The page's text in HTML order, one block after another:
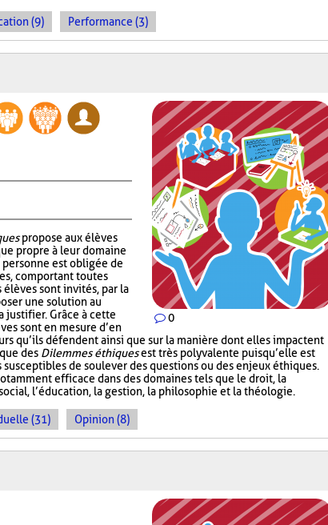
(9) Performance (3)
0
propose aux élèves
propre à leur domaine
personne est obligée de
comportant toutes
sont invités, par la
une solution au
justifier. Grâce à cette
sont en mesure d’en
qu’ils défendent ainsi que sur la manière dont elles impactent
des Dilemmes éthiquesest très polyvalente puisqu’elle est
de soulever des questions ou des enjeux éthiques.
efficace dans des domaines tels que le droit, la
l’éducation, la gestion, la philosophie et la théologie.
(31) Opinion (8)